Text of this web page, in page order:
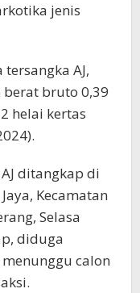
jenis
AJ,
bruto 0,39
helai kertas
ditangkap di
Kecamatan
Selasa
diduga
calon